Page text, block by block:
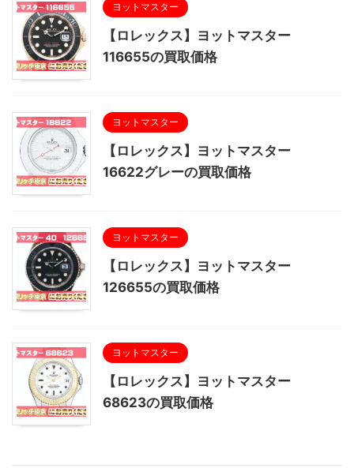
ヨットマスター
【ロレックス】ヨットマスター
116655の買取価格
ヨットマスター
【ロレックス】ヨットマスター
16622グレーの買取価格
ヨットマスター
【ロレックス】ヨットマスター
126655の買取価格
ヨットマスター
【ロレックス】ヨットマスター
68623の買取価格